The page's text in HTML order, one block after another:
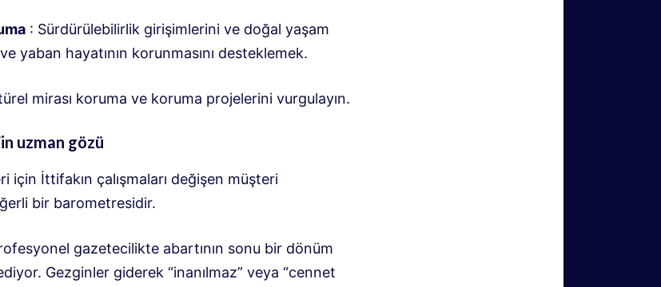
: Sürdürülebilirlik girişimlerini ve doğal yaşam
ve yaban hayatının korunmasını desteklemek.
mirası koruma ve koruma projelerini vurgulayın.
uzman gözü
için İttifakın çalışmaları değişen müşteri
bir barometresidir.
gazetecilikte abartının sonu bir dönüm
Gezginler giderek “inanılmaz” veya “cennet